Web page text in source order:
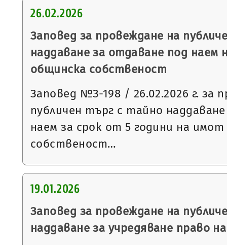
26.02.2026
Заповед за провеждане на
наддаване за отдаване под наем
общинска собственост
Заповед №З-198 / 26.02.2026 г. за
публичен търг с тайно
наем за срок от 5 години на
собственост…
19.01.2026
Заповед за провеждане на
наддаване за учредяване право